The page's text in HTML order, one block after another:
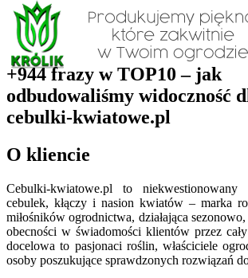
+944 frazy w TOP10 – jak
odbudowaliśmy widoczność
cebulki-kwiatowe.pl
O kliencie
Cebulki-kwiatowe.pl to
cebulek, kłączy i nasion kwiatów – marka
miłośników ogrodnictwa, działająca
obecności w świadomości klientów przez
docelowa to pasjonaci roślin, właściciele
osoby poszukujące sprawdzonych rozwiązań